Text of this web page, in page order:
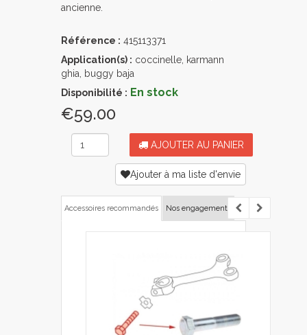
ancienne.
Référence : 415113371
Application(s) : coccinelle, karmann
ghia, buggy baja
Disponibilité : En stock
€59.00
AJOUTER AU PANIER
Ajouter à ma liste d'envie
Accessoires recommandés Nos engagements